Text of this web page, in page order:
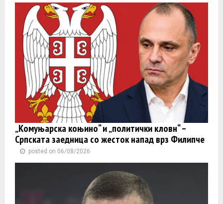
„Комуњарска коњино“ и „политички кловн“ –
Српската заедница со жесток напад врз Филипче
posted on 06/08/2026